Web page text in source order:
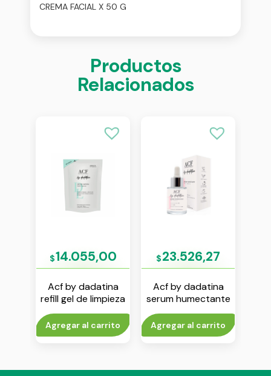
CREMA FACIAL X 50 G
Productos
Relacionados
$14.055,00
Acf by dadatina
refill gel de limpieza
x 180 g
Agregar al carrito
$23.526,27
Acf by dadatina
serum humectante
vol 1 x 30 ml
Agregar al carrito